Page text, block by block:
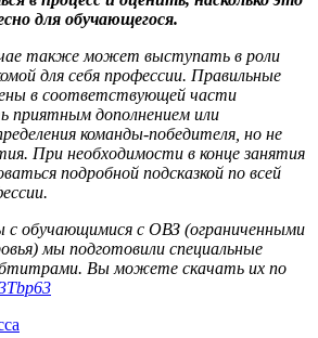
для обучающегося.
также может выступать в роли
для себя профессии. Правильные
в соответствующей части
приятным дополнением или
команды-победителя, но не
При необходимости в конце занятия
подробной подсказкой по всей
с обучающимися с ОВЗ (ограниченными
мы подготовили специальные
Вы можете скачать их по